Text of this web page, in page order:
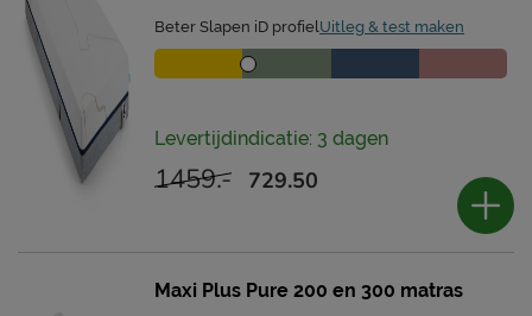
Beter Slapen iD profielUitleg & test maken
Levertijdindicatie: 3 dagen
1459.- 729.50
Maxi Plus Pure 200 en 300 matras